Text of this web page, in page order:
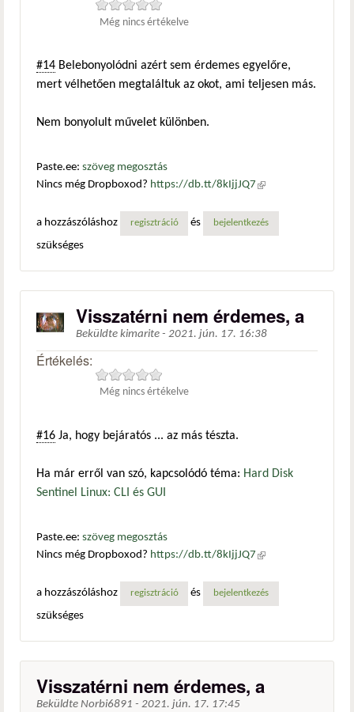
Még nincs értékelve
#14 Belebonyolódni azért sem érdemes egyelőre,
mert vélhetően megtaláltuk az okot, ami teljesen más.
Nem bonyolult művelet különben.
Paste.ee: szöveg megosztás
Nincs még Dropboxod? https://db.tt/8kIjjJQ7 (külső
a hozzászóláshoz
regisztráció és bejelentkezés
szükséges
Visszatérni nem érdemes, a
Beküldte kimarite - 2021. jún. 17. 16:38
Értékelés:
Még nincs értékelve
#16 Ja, hogy bejáratós ... az más tészta.
Ha már erről van szó, kapcsolódó téma: Hard Disk
Sentinel Linux: CLI és GUI
Paste.ee: szöveg megosztás
Nincs még Dropboxod? https://db.tt/8kIjjJQ7 (külső
a hozzászóláshoz
regisztráció és bejelentkezés
szükséges
Visszatérni nem érdemes, a
Beküldte Norbi6891 - 2021. jún. 17. 17:45